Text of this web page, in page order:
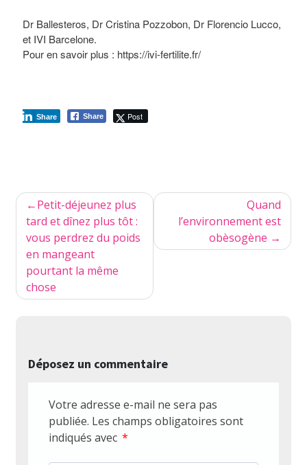
Dr Ballesteros, Dr Cristina Pozzobon, Dr Florencio Lucco,
et IVI Barcelone.
Pour en savoir plus : https://ivi-fertilite.fr/
Share Post
Share
Navigation
de
l’article
Petit-déjeunez plus
tard et dînez plus tôt :
vous perdrez du poids
en mangeant
pourtant la même
chose
Quand
l’environnement est
obèsogène
Déposez un commentaire
Votre adresse e-mail ne sera pas
publiée. Les champs obligatoires sont
indiqués avec *